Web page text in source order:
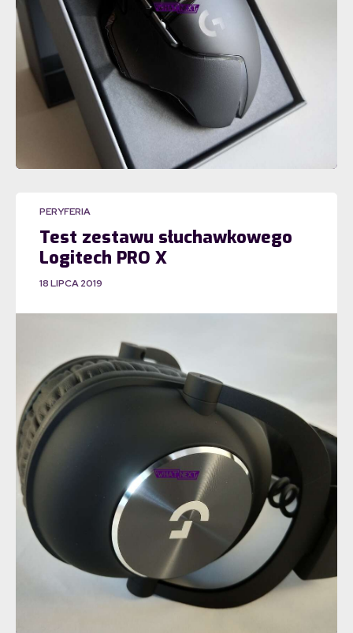
PERYFERIA
Test zestawu słuchawkowego
Logitech PRO X
18 LIPCA 2019